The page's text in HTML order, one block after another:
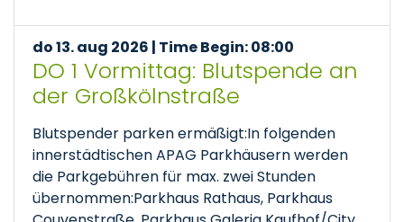
do 13. aug 2026 | Time Begin: 08:00
DO 1 Vormittag: Blutspende an
der Großkölnstraße
Blutspender parken ermäßigt:In folgenden
innerstädtischen APAG Parkhäusern werden
die Parkgebühren für max. zwei Stunden
übernommen:Parkhaus Rathaus, Parkhaus